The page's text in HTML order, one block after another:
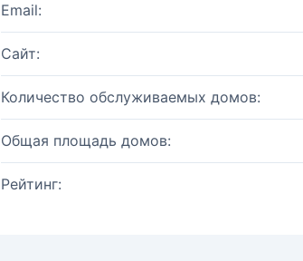
Email:
Сайт:
Количество обслуживаемых домов:
Общая площадь домов:
Рейтинг: